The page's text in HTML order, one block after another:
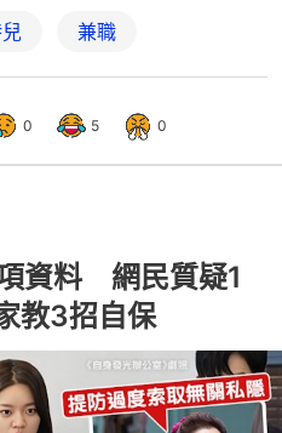
兼職
0 5 0
資料 網民質疑1
教3招自保